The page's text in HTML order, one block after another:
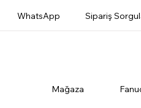
WhatsApp Sipariş
Mağaza